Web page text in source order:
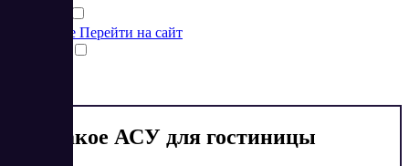
Подробнее Перейти на сайт
Что такое АСУ для гостиницы